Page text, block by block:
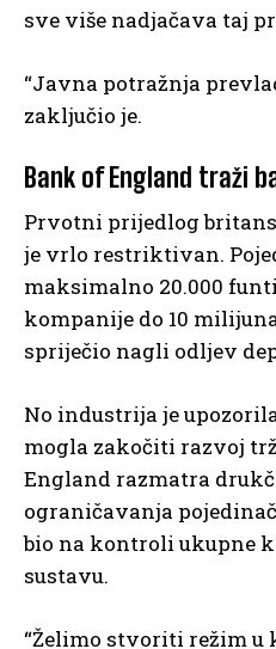
sve više nadjačava taj
“Javna potražnja
zaključio je.
Bank of England traži
Prvotni prijedlog
je vrlo restriktivan.
maksimalno 20.000
kompanije do 10
spriječio nagli odljev
No industrija je
mogla zakočiti razvoj
England razmatra
ograničavanja
bio na kontroli ukupne
sustavu.
“Želimo stvoriti režim u